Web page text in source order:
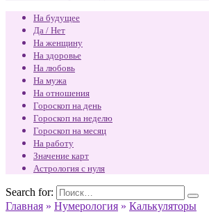
На будущее
Да / Нет
На женщину
На здоровье
На любовь
На мужа
На отношения
Гороскоп на день
Гороскоп на неделю
Гороскоп на месяц
На работу
Значение карт
Астрология с нуля
Search for:
Главная » Нумерология » Калькуляторы